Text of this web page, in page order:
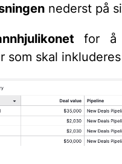
nederst på
for å
som skal